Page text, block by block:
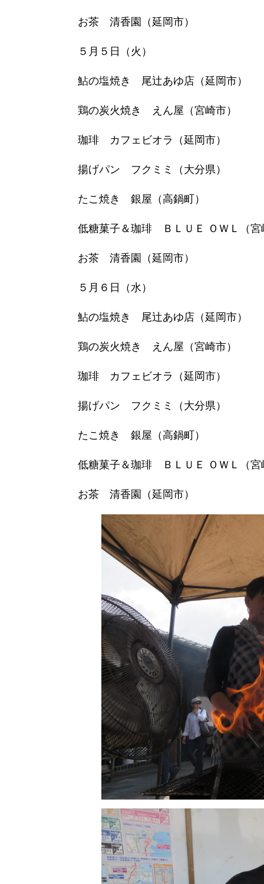
お茶 清香園（延岡市）
５月５日（火）
鮎の塩焼き 尾辻あゆ店（延岡市）
鶏の炭火焼き えん屋（宮崎市）
珈琲 カフェビオラ（延岡市）
揚げパン フクミミ（大分県）
たこ焼き 銀屋（高鍋町）
低糖菓子＆珈琲 ＢＬＵＥ ＯＷＬ（宮
お茶 清香園（延岡市）
５月６日（水）
鮎の塩焼き 尾辻あゆ店（延岡市）
鶏の炭火焼き えん屋（宮崎市）
珈琲 カフェビオラ（延岡市）
揚げパン フクミミ（大分県）
たこ焼き 銀屋（高鍋町）
低糖菓子＆珈琲 ＢＬＵＥ ＯＷＬ（宮
お茶 清香園（延岡市）